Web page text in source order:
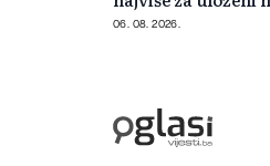
06. 08. 2026.